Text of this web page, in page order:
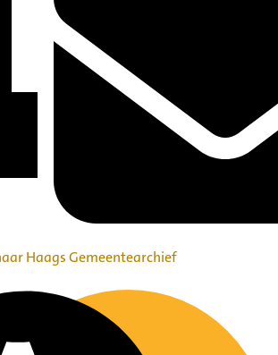
Haags Gemeentearchief